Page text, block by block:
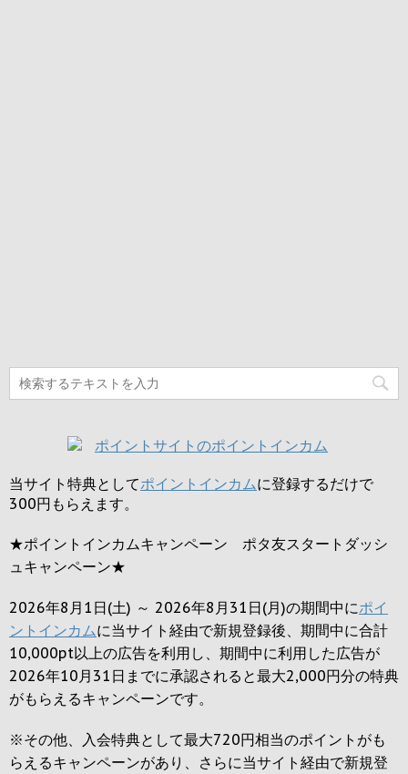
当サイト特典としてポイントインカムに登録するだけで
300円 もらえます。
★ポイントインカムキャンペーン ポタ友スタートダッシ
ュキャンペーン★
2026年8月1日(土) ～ 2026年8月31日(月)の期間中にポイ
ントインカムに当サイト経由で新規登録後、期間中に合計
10,000pt以上の広告を利用し、期間中に利用した広告が
2026年10月31日までに承認されると最大2,000円分の特典
がもらえるキャンペーンです。
※その他、入会特典として最大720円相当のポイントがも
らえるキャンペーンがあり、さらに当サイト経由で新規登